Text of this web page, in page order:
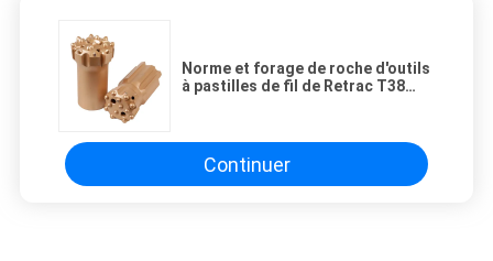
Norme et forage de roche d'outils
à pastilles de fil de Retrac T38
Continuer